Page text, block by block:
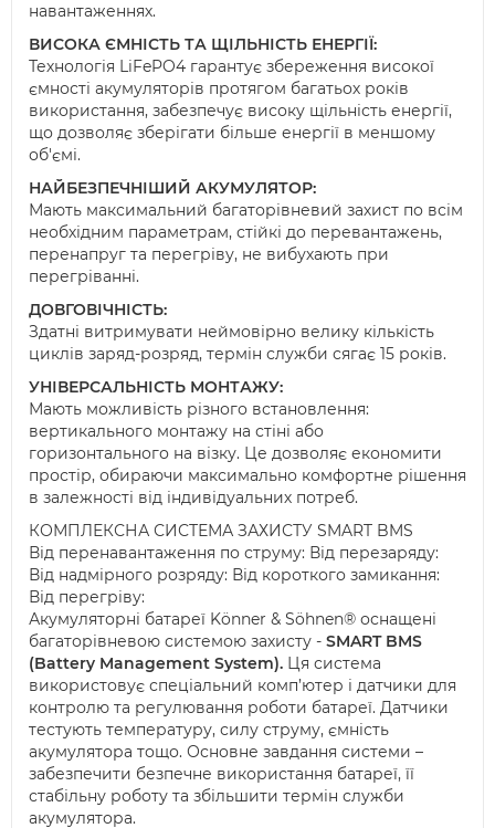
навантаженнях.
ВИСОКА ЄМНІСТЬ ТА ЩІЛЬНІСТЬ ЕНЕРГІЇ:
Технологія LiFePO4 гарантує збереження високої
ємності акумуляторів протягом багатьох років
використання, забезпечує високу щільність енергії,
що дозволяє зберігати більше енергії в меншому
об'ємі.
НАЙБЕЗПЕЧНІШИЙ АКУМУЛЯТОР:
Мають максимальний багаторівневий захист по всім
необхідним параметрам, стійкі до перевантажень,
перенапруг та перегріву, не вибухають при
перегріванні.
ДОВГОВІЧНІСТЬ:
Здатні витримувати неймовірно велику кількість
циклів заряд-розряд, термін служби сягає 15 років.
УНІВЕРСАЛЬНІСТЬ МОНТАЖУ:
Мають можливість різного встановлення:
вертикального монтажу на стіні або
горизонтального на візку. Це дозволяє економити
простір, обираючи максимально комфортне рішення
в залежності від індивідуальних потреб.
КОМПЛЕКСНА СИСТЕМА ЗАХИСТУ SMART BMS
Від перенавантаження по струму: Від перезаряду:
Від надмірного розряду: Від короткого замикання:
Від перегріву:
Акумуляторні батареї Könner & Söhnen® оснащені
багаторівневою системою захисту - SMART BMS
(Battery Management System). Ця система
використовує спеціальний комп’ютер і датчики для
контролю та регулювання роботи батареї. Датчики
тестують температуру, силу струму, ємність
акумулятора тощо. Основне завдання системи –
забезпечити безпечне використання батареї, її
стабільну роботу та збільшити термін служби
акумулятора.